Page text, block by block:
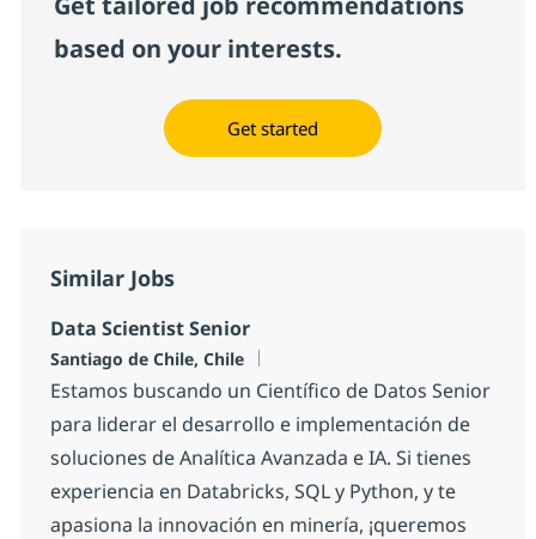
based on your interests.
Get started
Similar Jobs
Data Scientist Senior
Location
Santiago de Chile, Chile
Estamos buscando un Científico de Datos Senior
para liderar el desarrollo e implementación de
soluciones de Analítica Avanzada e IA. Si tienes
experiencia en Databricks, SQL y Python, y te
apasiona la innovación en minería, ¡queremos